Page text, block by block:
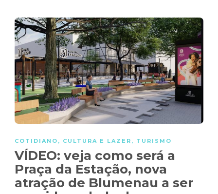
COTIDIANO , CULTURA E LAZER , TURISMO
VÍDEO: veja como será a
Praça da Estação, nova
atração de Blumenau a ser